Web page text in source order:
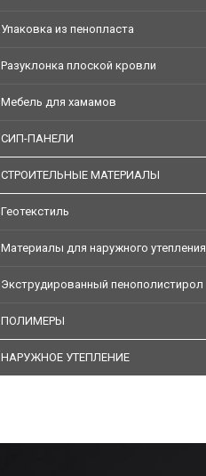
Упаковка из пенопласта
Разуклонка плоской кровли
Мебель для хамамов
СИП-ПАНЕЛИ
СТРОИТЕЛЬНЫЕ МАТЕРИАЛЫ
Геотекстиль
Материалы для наружного утепления
Экструдированный пенополистирол
ПОЛИМЕРЫ
НАРУЖНОЕ УТЕПЛЕНИЕ